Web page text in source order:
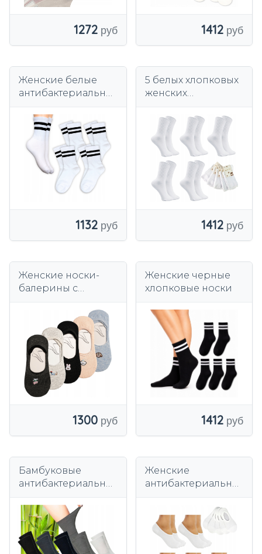
1272 1412
Женские белые
антибактериальны
носки, набор из 5
пар.
1132
5 белых хлопковых
женских
носков премиум-
класса для фитнеса
без давления
1412
Женские носки-
балерины с
хлопковых носков
MORAJ
1300
Женские черные
хлопковые носки
1412
Бамбуковые
антибактериальны
давления, 5 пар
Женские
антибактериальны
бамбуковые носки
микростопы